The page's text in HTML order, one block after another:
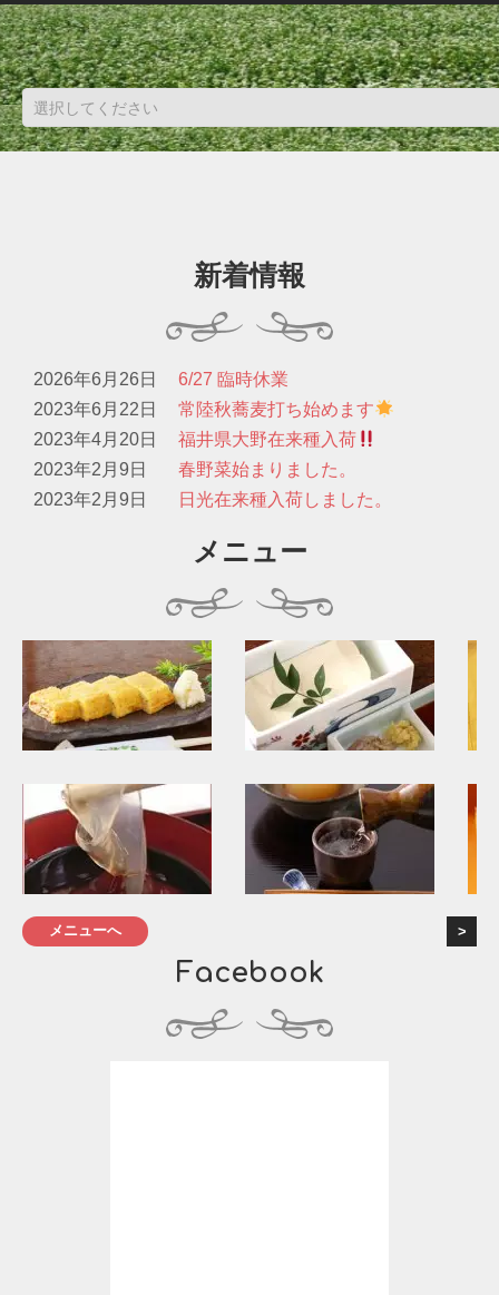
新着情報
2026年6月26日
6/27 臨時休業
2023年6月22日
常陸秋蕎麦打ち始めます
2023年4月20日
福井県大野在来種入荷
2023年2月9日
春野菜始まりました。
2023年2月9日
日光在来種入荷しました。
メニュー
メニューへ
Facebook